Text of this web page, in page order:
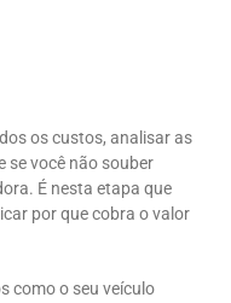
os custos, analisar as
se você não souber
É nesta etapa que
por que cobra o valor
como o seu veículo